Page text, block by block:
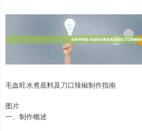
毛血旺水煮底料及刀口辣椒制作指南
图片
一、制作概述